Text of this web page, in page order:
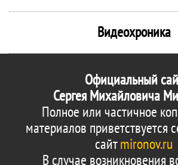
Видеохроника
Официальный
Сергея Михайловича
Полное или частичное
материалов приветствуется
сайтmironov.ru
В случае возникновения